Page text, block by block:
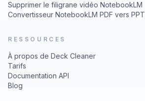
Supprimer le filigrane vidéo NotebookLM
Convertisseur NotebookLM PDF vers PPT
RESSOURCES
À propos de Deck Cleaner
Tarifs
Documentation API
Blog